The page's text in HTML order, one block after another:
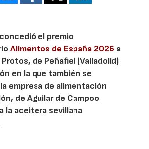
el premio
Alimentos de España 2026 a
de Peñafiel (Valladolid)
en la que también se
empresa de alimentación
de Aguilar de Campoo
la aceitera sevillana